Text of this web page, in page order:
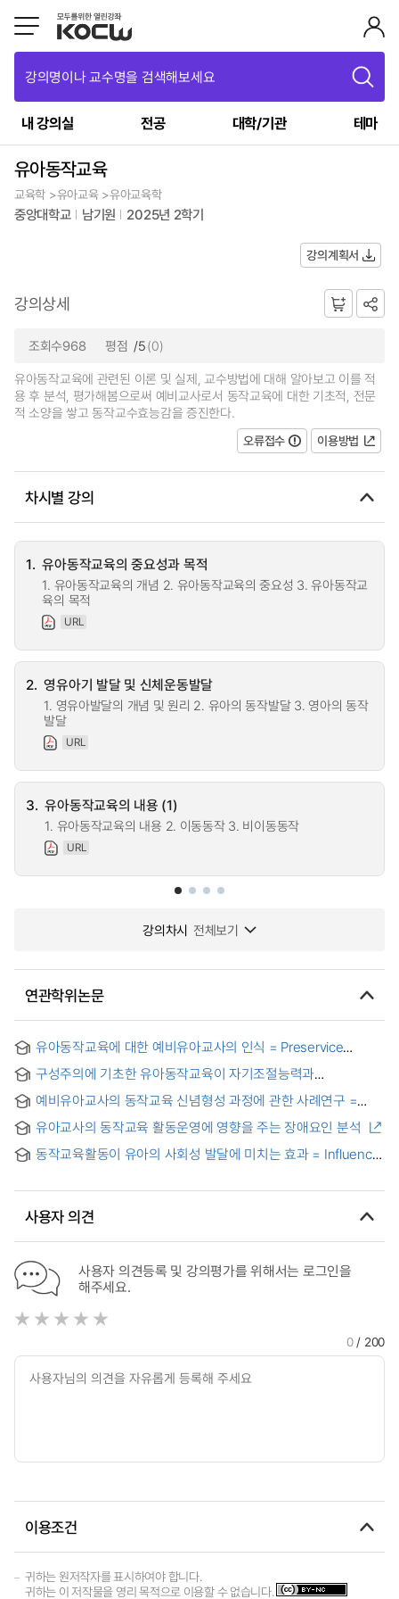
강의명이나 교수명을 검색해보세요
내 강의실 전공 대학/기관 테마
유아동작교육
교육학 >유아교육 >유아교육학
중앙대학교 남기원 2025년 2학기
강의계획서
강의상세
조회수968 평점 /5(0)
유아동작교육에 관련된 이론 및 실제, 교수방법에 대해 알아보고 이를 적
용 후 분석, 평가해봄으로써 예비교사로서 동작교육에 대한 기초적, 전문
적 소양을 쌓고 동작교수효능감을 증진한다.
오류접수
이용방법
차시별 강의
1. 유아동작교육의 중요성과 목적
1. 유아동작교육의 개념 2. 유아동작교육의 중요성 3. 유아동작교
육의 목적
URL
2. 영유아기 발달 및 신체운동발달
1. 영유아발달의 개념 및 원리 2. 유아의 동작발달 3. 영아의 동작
발달
URL
3. 유아동작교육의 내용 (1)
1. 유아동작교육의 내용 2. 이동동작 3. 비이동동작
URL
강의차시 전체보기
연관학위논문
유아동작교육에 대한 예비유아교사의 인식 = Preservice
teacher's perception of movement education for young
children
구성주의에 기초한 유아동작교육이 자기조절능력과
자기효능감에 미치는 영향
예비유아교사의 동작교육 신념형성 과정에 관한 사례연구 =
Research on the Early Childhood's Pre-service Teachers'
belief on the Movement Education
유아교사의 동작교육 활동운영에 영향을 주는 장애요인 분석
동작교육활동이 유아의 사회성 발달에 미치는 효과 = Influence
children
사용자 의견
사용자 의견등록 및 강의평가를 위해서는 로그인을
해주세요.
0/ 200
이용조건
귀하는 원저작자를 표시하여야 합니다.
귀하는 이 저작물을 영리 목적으로 이용할 수 없습니다.